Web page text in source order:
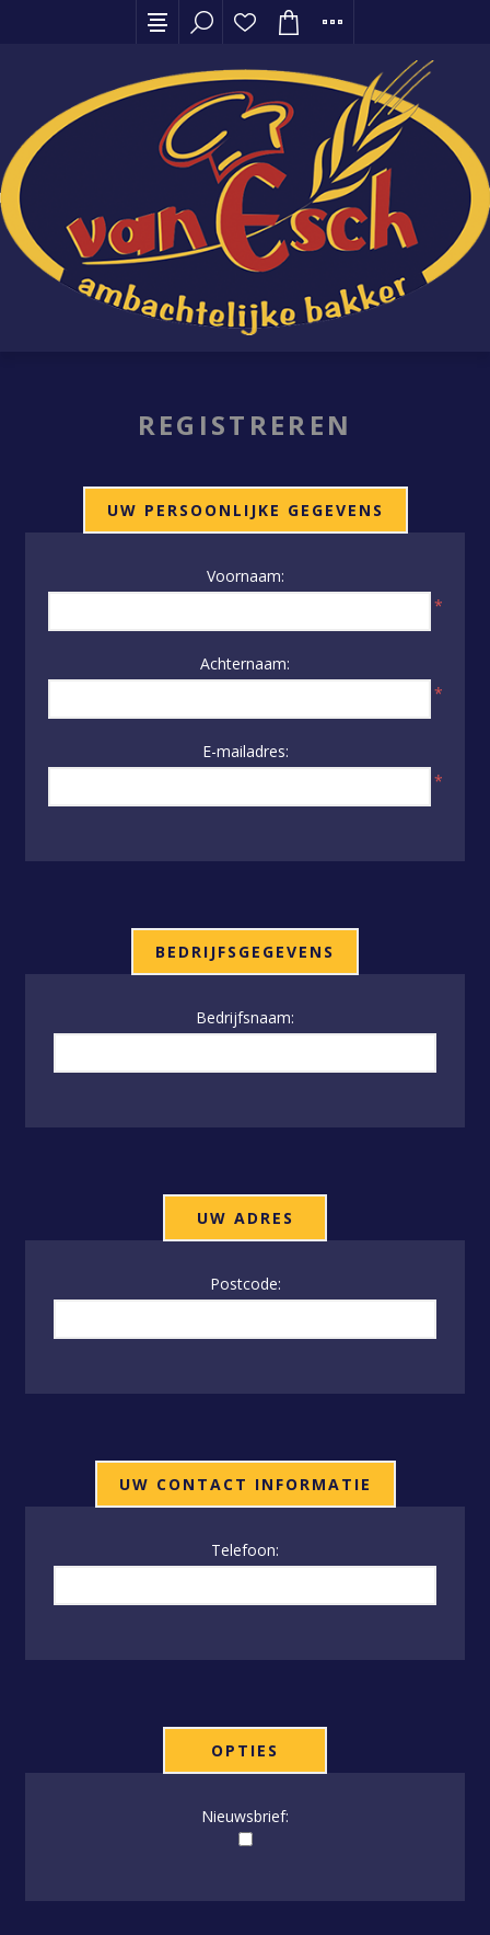
REGISTREREN
UW PERSOONLIJKE GEGEVENS
Voornaam:
*
Achternaam:
*
E-mailadres:
*
BEDRIJFSGEGEVENS
Bedrijfsnaam:
UW ADRES
Postcode:
UW CONTACT INFORMATIE
Telefoon:
OPTIES
Nieuwsbrief: